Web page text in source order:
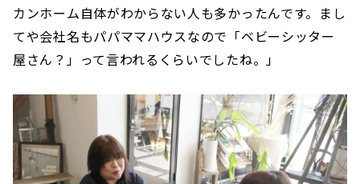
カンホーム自体がわからない人も多かったんです。まし
てや会社名もパパママハウスなので「ベビーシッター
屋さん？」って言われるくらいでしたね。」